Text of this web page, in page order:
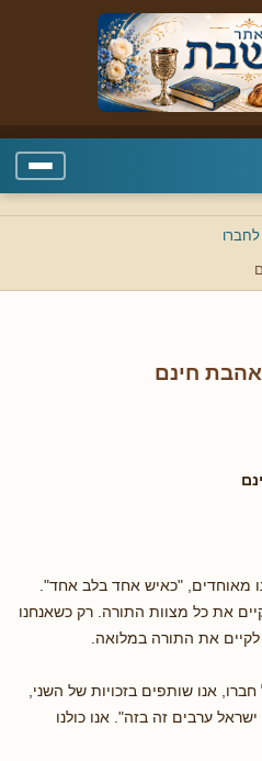
חינם
מאוחדים, "כאיש אחד בלב אחד".
את כל מצוות התורה. רק כשאנחנו
את התורה במלואה.
אנו שותפים בזכויות של השני,
ערבים זה בזה". אנו כולנו